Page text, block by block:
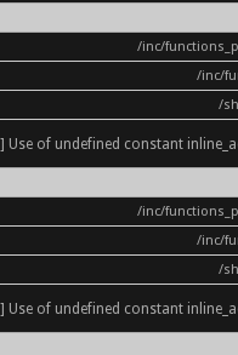
/inc/
/inc/
/
Use of undefined constant
/inc/
/inc/
/
Use of undefined constant